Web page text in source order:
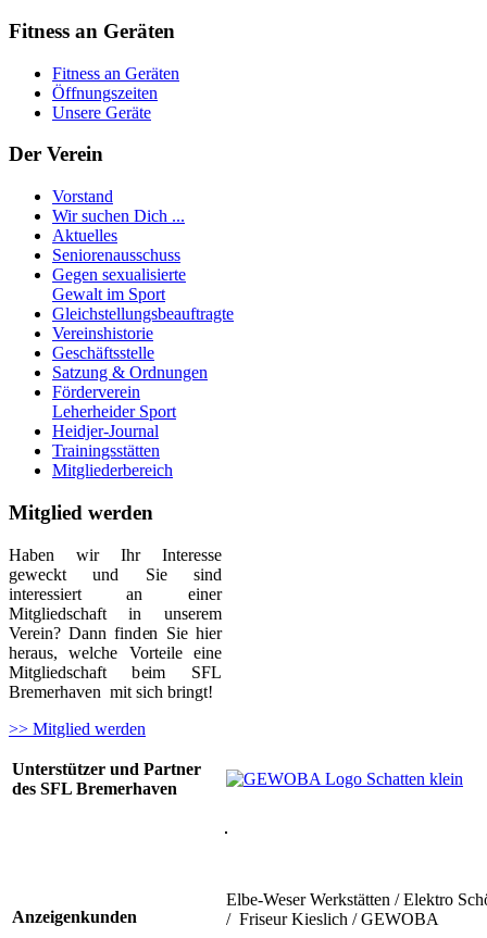
Fitness an Geräten
Fitness an Geräten
Öffnungszeiten
Unsere Geräte
Der Verein
Vorstand
Wir suchen Dich ...
Aktuelles
Seniorenausschuss
Gegen sexualisierte
Gewalt im Sport
Gleichstellungsbeauftragte
Vereinshistorie
Geschäftsstelle
Satzung & Ordnungen
Förderverein
Leherheider Sport
Heidjer-Journal
Trainingsstätten
Mitgliederbereich
Mitglied werden
Haben wir Ihr Interesse
geweckt und Sie sind
interessiert an einer
Mitgliedschaft in unserem
Verein? Dann finden Sie hier
heraus, welche Vorteile eine
Mitgliedschaft beim SFL
Bremerhaven mit sich bringt!
>> Mitglied werden
Unterstützer und Partner
des SFL Bremerhaven
Anzeigenkunden
Elbe-Weser Werkstätten / Elektro
/ Friseur Kieslich / GEWOBA